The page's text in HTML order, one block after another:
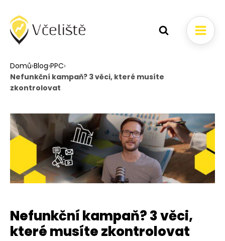
Domů›Blog›PPC›
Nefunkční kampaň? 3 věci, které musíte
zkontrolovat
Nefunkční kampaň? 3 věci,
které musíte zkontrolovat